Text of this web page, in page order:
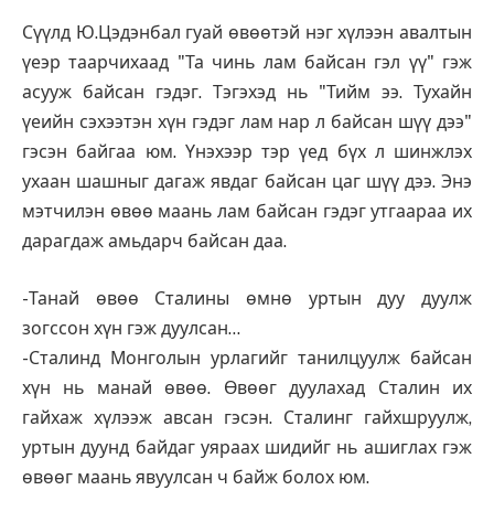
Сүүлд Ю.Цэдэнбал гуай өвөөтэй нэг хүлээн авалтын
үеэр таарчихаад "Та чинь лам байсан гэл үү" гэж
асууж байсан гэдэг. Тэгэхэд нь "Тийм ээ. Тухайн
үеийн сэхээтэн хүн гэдэг лам нар л байсан шүү дээ"
гэсэн байгаа юм. Үнэхээр тэр үед бүх л шинжлэх
ухаан шашныг дагаж явдаг байсан цаг шүү дээ. Энэ
мэтчилэн өвөө маань лам байсан гэдэг утгаараа их
дарагдаж амьдарч байсан даа.
-Танай өвөө Сталины өмнө уртын дуу дуулж
зогссон хүн гэж дуулсан…
-Сталинд Монголын урлагийг танилцуулж байсан
хүн нь манай өвөө. Өвөөг дуулахад Сталин их
гайхаж хүлээж авсан гэсэн. Сталинг гайхшруулж,
уртын дуунд байдаг уяраах шидийг нь ашиглах гэж
өвөөг маань явуулсан ч байж болох юм.